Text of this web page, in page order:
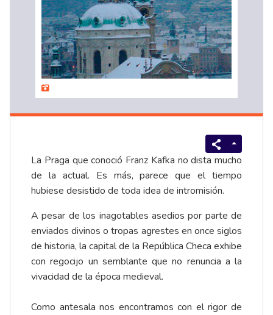
La Praga que conoció Franz Kafka no dista mucho
de la actual. Es más, parece que el tiempo
hubiese desistido de toda idea de intromisión.
A pesar de los inagotables asedios por parte de
enviados divinos o tropas agrestes en once siglos
de historia, la capital de la República Checa exhibe
con regocijo un semblante que no renuncia a la
vivacidad de la época medieval.
Como antesala nos encontramos con el rigor de